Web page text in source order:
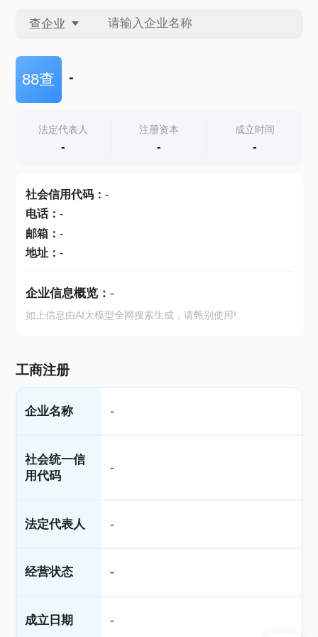
查企业
查企业
查产地
88查 -
法定代表人
-
注册资本
-
成立时间
-
社会信用代码： -
电话： -
邮箱： -
地址： -
企业信息概览： -
如上信息由AI大模型全网搜索生成，请甄别使用!
工商注册
企业名称 -
社会统一信
用代码
-
法定代表人 -
经营状态 -
成立日期 -